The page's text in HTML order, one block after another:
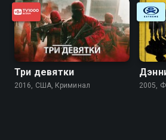
Три девятки
2016, США, Криминал 2005,